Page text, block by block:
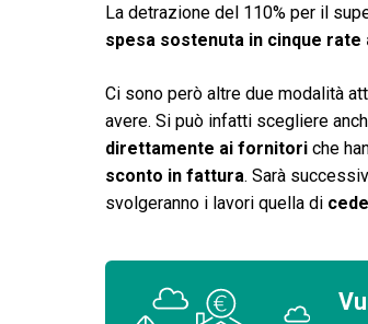
La detrazione del 110% per il
spesa sostenuta in cinque rate
Ci sono però altre due modalità
avere. Si può infatti scegliere
direttamente ai fornitori che
sconto in fattura. Sarà
svolgeranno i lavori quella di